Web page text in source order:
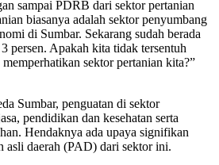
sampai PDRB dari sektor pertanian
biasanya adalah sektor penyumbang
di Sumbar. Sekarang sudah berada
persen. Apakah kita tidak tersentuh
sektor pertanian kita?”
Sumbar, penguatan di sektor
pendidikan dan kesehatan serta
Hendaknya ada upaya signifikan
asli daerah (PAD) dari sektor ini.